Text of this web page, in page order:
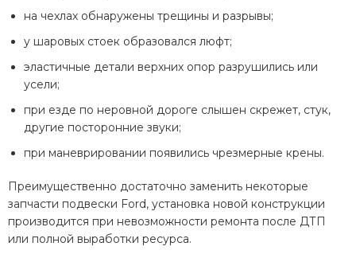
на чехлах обнаружены трещины и разрывы;
у шаровых стоек образовался люфт;
эластичные детали верхних опор разрушились или
усели;
при езде по неровной дороге слышен скрежет, стук,
другие посторонние звуки;
при маневрировании появились чрезмерные крены.
Преимущественно достаточно заменить некоторые
запчасти подвески Ford, установка новой конструкции
производится при невозможности ремонта после ДТП
или полной выработки ресурса.